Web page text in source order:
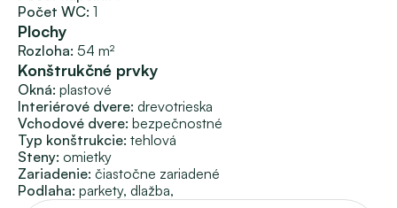
Volajte na číslo 0910 511 483, Ing. Iva ZVOLENSKÁ vám
veľmi rada pomôže a poradí.
Naša firma vám je k dispozícii v právnom poradenstve,
príprave zmlúv, PREPISE ENERGIÍ a aj v prípade hľadania
možnosti FINANCOVANIA.
Firma ILP svojim klientom zároveň vie poradiť s
prerobením priestoru novej nehnuteľnosti, s jej
predbežným rozpočtom a s VÝSTAVBOU RODINNÝCH
DOMOV.
Počet WC: 1
Plochy
Rozloha: 54 m²
Konštrukčné prvky
Okná: plastové
Interiérové dvere: drevotrieska
Vchodové dvere: bezpečnostné
Typ konštrukcie: tehlová
Steny: omietky
Zariadenie: čiastočne zariadené
Podlaha: parkety, dlažba,